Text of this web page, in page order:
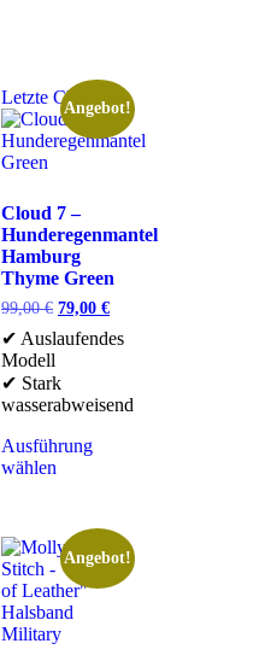
Letzte Chance
Angebot!
Cloud 7 –
Hunderegenmantel
Hamburg
Thyme Green
99,00€ 79,00 €
✔ Auslaufendes
Modell
✔ Stark
wasserabweisend
Ausführung
wählen
Angebot!